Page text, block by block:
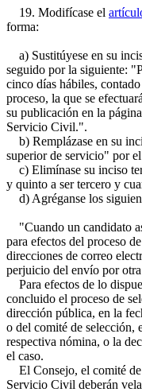
19. Modifícase el
forma:
a) Sustitúyese en su
seguido por la siguiente:
cinco días hábiles,
proceso, la que se
su publicación en la
Servicio Civil.".
b) Remplázase en su
superior de servicio" por
c) Elimínase su inciso
y quinto a ser tercero y
d) Agréganse los
"Cuando un candidato
para efectos del proceso
direcciones de correo
perjuicio del envío por
Para efectos de lo
concluido el proceso de
dirección pública, en la
o del comité de selección,
respectiva nómina, o la
el caso.
El Consejo, el comité
Servicio Civil deberán